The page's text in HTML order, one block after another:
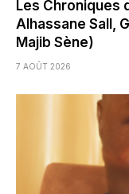
Les Chroniques
Alhassane Sall,
Majib Sène)
7 AOÛT 2026